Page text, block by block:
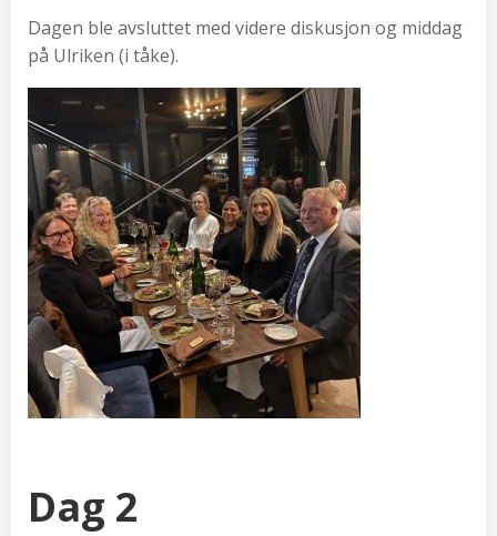
Dagen ble avsluttet med videre diskusjon og middag
på Ulriken (i tåke).
Dag 2